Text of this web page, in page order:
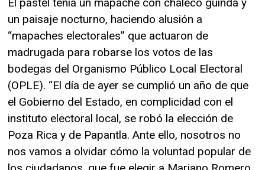
El pastel tenía un mapache con chaleco guinda y
un paisaje nocturno, haciendo alusión a
“mapaches electorales” que actuaron de
madrugada para robarse los votos de las
bodegas del Organismo Público Local Electoral
(OPLE). “El día de ayer se cumplió un año de que
el Gobierno del Estado, en complicidad con el
instituto electoral local, se robó la elección de
Poza Rica y de Papantla. Ante ello, nosotros no
nos vamos a olvidar cómo la voluntad popular de